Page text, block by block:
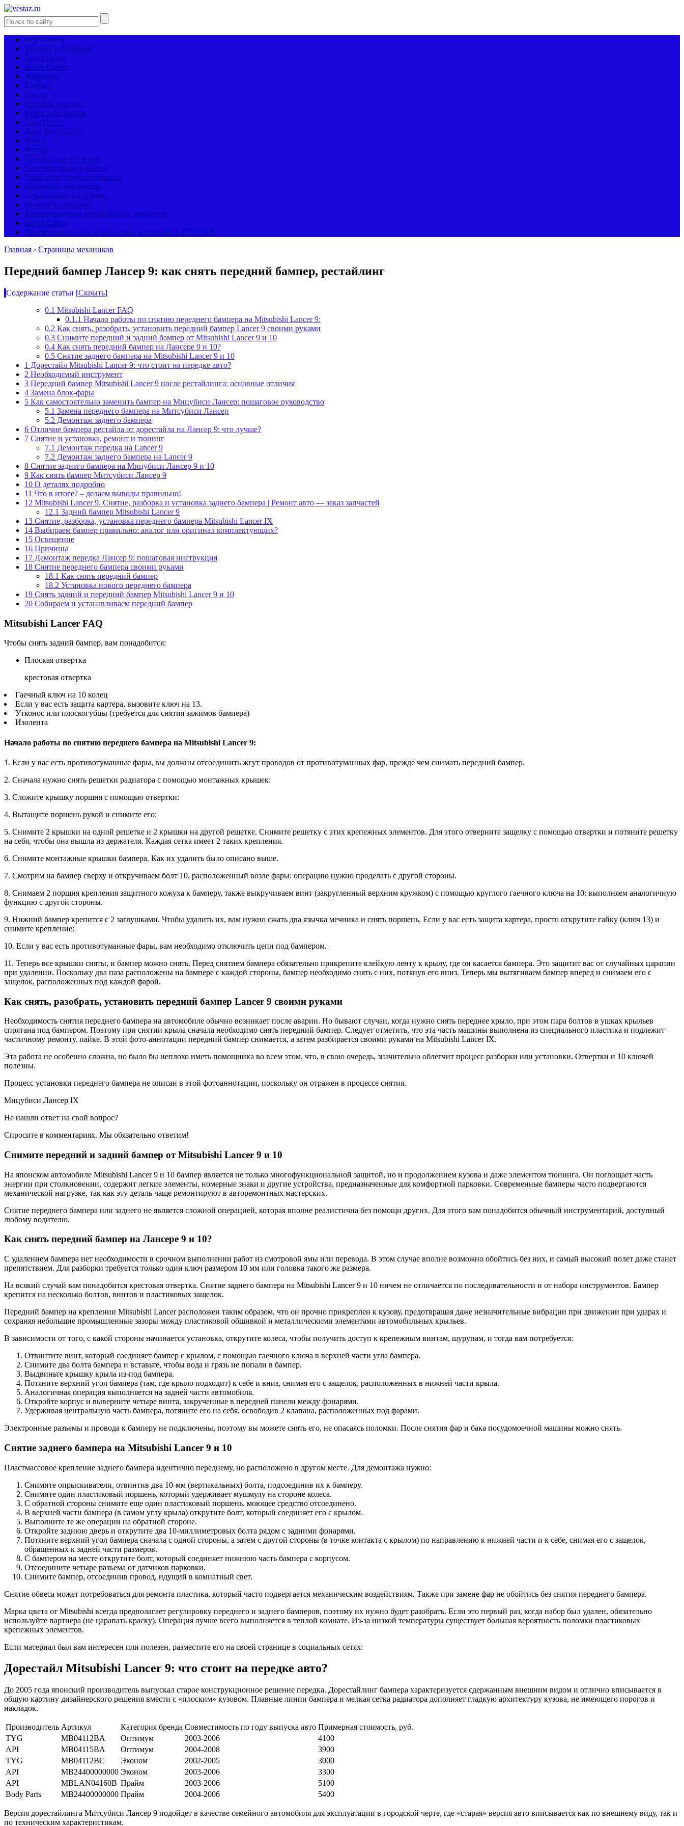
карта сайта
Тюнинг и стайлинг
Веста Кросс
Веста Спорт
Жидкости
Климат
Колеса
Коробка передач
Кузов и багажник
Лада Веста
Лада Веста CNG
Мозги
Мотор
Салон и все что в нем
Световое оборудование
Сравнение моделей машин
Страницы механиков
Страхование и кредиты
Тюнинг и стайлинг
Характеристики автомобиля и запчастей
Карта Сайта
Профессиональная диагностика автомобиля TOYOTA
Главная › Страницы механиков
Передний бампер Лансер 9: как снять передний бампер, рестайлинг
Содержание статьи [Скрыть]
0.1 Mitsubishi Lancer FAQ
0.1.1 Начало работы по снятию переднего бампера на Mitsubishi Lancer 9:
0.2 Как снять, разобрать, установить передний бампер Lancer 9 своими руками
0.3 Снимите передний и задний бампер от Mitsubishi Lancer 9 и 10
0.4 Как снять передний бампер на Лансере 9 и 10?
0.5 Снятие заднего бампера на Mitsubishi Lancer 9 и 10
1 Дорестайл Mitsubishi Lancer 9: что стоит на передке авто?
2 Необходимый инструмент
3 Передний бампер Mitsubishi Lancer 9 после рестайлинга: основные отличия
4 Замена блок-фары
5 Как самостоятельно заменить бампер на Мицубиси Лансер: пошаговое руководство
5.1 Замена переднего бампера на Митсубиси Лансер
5.2 Демонтаж заднего бампера
6 Отличие бампера рестайла от дорестайла на Лансер 9: что лучше?
7 Снятие и установка, ремонт и тюнинг
7.1 Демонтаж передка на Lancer 9
7.2 Демонтаж заднего бампера на Lancer 9
8 Снятие заднего бампера на Мицубиси Лансер 9 и 10
9 Как снять бампер Митсубиси Лансер 9
10 О деталях подробно
11 Что в итоге? – делаем выводы правильно!
12 Mitsubishi Lancer 9. Снятие, разборка и установка заднего бампера | Ремонт авто — заказ запчастей
12.1 Задний бампер Mitsubishi Lancer 9
13 Снятие, разборка, установка переднего бампера Mitsubishi Lancer IX
14 Выбираем бампер правильно: аналог или оригинал комплектующих?
15 Освещение
16 Причины
17 Демонтаж передка Лансер 9: пошаговая инструкция
18 Снятие переднего бампера своими руками
18.1 Как снять передний бампер
18.2 Установка нового переднего бампера
19 Снять задний и передний бампер Mitsubishi Lancer 9 и 10
20 Собираем и устанавливаем передний бампер
Mitsubishi Lancer FAQ
Чтобы снять задний бампер, вам понадобится:
Плоская отвертка
крестовая отвертка
Гаечный ключ на 10 колец
Если у вас есть защита картера, вызовите ключ на 13.
Утконос или плоскогубцы (требуется для снятия зажимов бампера)
Изолента
Начало работы по снятию переднего бампера на Mitsubishi Lancer 9:
1. Если у вас есть противотуманные фары, вы должны отсоединить жгут проводов от противотуманных фар, прежде чем снимать передний бампер.
2. Сначала нужно снять решетки радиатора с помощью монтажных крышек:
3. Сложите крышку поршня с помощью отвертки:
4. Вытащите поршень рукой и снимите его:
5. Снимите 2 крышки на одной решетке и 2 крышки на другой решетке. Снимите решетку с этих крепежных элементов. Для этого отверните защелку с помощью отвертки и потяните решетку
на себя, чтобы она вышла из держателя. Каждая сетка имеет 2 таких крепления.
6. Снимите монтажные крышки бампера. Как их удалить было описано выше.
7. Смотрим на бампер сверху и откручиваем болт 10, расположенный возле фары: операцию нужно проделать с другой стороны.
8. Снимаем 2 поршня крепления защитного кожуха к бамперу, также выкручиваем винт (закругленный верхним кружком) с помощью круглого гаечного ключа на 10: выполняем аналогичную
функцию с другой стороны.
9. Нижний бампер крепится с 2 заглушками. Чтобы удалить их, вам нужно сжать два язычка мечника и снять поршень. Если у вас есть защита картера, просто открутите гайку (ключ 13) и
снимите крепление:
10. Если у вас есть противотуманные фары, вам необходимо отключить цепи под бампером.
11. Теперь все крышки сняты, и бампер можно снять. Перед снятием бампера обязательно прикрепите клейкую ленту к крылу, где он касается бампера. Это защитит вас от случайных царапин
при удалении. Поскольку два паза расположены на бампере с каждой стороны, бампер необходимо снять с них, потянув его вниз. Теперь мы вытягиваем бампер вперед и снимаем его с
защелок, расположенных под каждой фарой.
Как снять, разобрать, установить передний бампер Lancer 9 своими руками
Необходимость снятия переднего бампера на автомобиле обычно возникает после аварии. Но бывают случаи, когда нужно снять переднее крыло, при этом пара болтов в ушках крыльев
спрятана под бампером. Поэтому при снятии крыла сначала необходимо снять передний бампер. Следует отметить, что эта часть машины выполнена из специального пластика и подлежит
частичному ремонту. пайке. В этой фото-аннотации передний бампер снимается, а затем разбирается своими руками на Mitsubishi Lancer IX.
Эта работа не особенно сложна, но было бы неплохо иметь помощника во всем этом, что, в свою очередь, значительно облегчит процесс разборки или установки. Отвертки и 10 ключей
полезны.
Процесс установки переднего бампера не описан в этой фотоаннотации, поскольку он отражен в процессе снятия.
Мицубиси Лансер IX
Не нашли ответ на свой вопрос?
Спросите в комментариях. Мы обязательно ответим!
Снимите передний и задний бампер от Mitsubishi Lancer 9 и 10
На японском автомобиле Mitsubishi Lancer 9 и 10 бампер является не только многофункциональной защитой, но и продолжением кузова и даже элементом тюнинга. Он поглощает часть
энергии при столкновении, содержит легкие элементы, номерные знаки и другие устройства, предназначенные для комфортной парковки. Современные бамперы часто подвергаются
механической нагрузке, так как эту деталь чаще ремонтируют в авторемонтных мастерских.
Снятие переднего бампера или заднего не является сложной операцией, которая вполне реалистична без помощи других. Для этого вам понадобится обычный инструментарий, доступный
любому водителю.
Как снять передний бампер на Лансере 9 и 10?
С удалением бампера нет необходимости в срочном выполнении работ из смотровой ямы или перевода. В этом случае вполне возможно обойтись без них, и самый высокий полет даже станет
препятствием. Для разборки требуется только один ключ размером 10 мм или головка такого же размера.
На всякий случай вам понадобится крестовая отвертка. Снятие заднего бампера на Mitsubishi Lancer 9 и 10 ничем не отличается по последовательности и от набора инструментов. Бампер
крепится на несколько болтов, винтов и пластиковых защелок.
Передний бампер на креплении Mitsubishi Lancer расположен таким образом, что он прочно прикреплен к кузову, предотвращая даже незначительные вибрации при движении при ударах и
сохраняя небольшие промышленные зазоры между пластиковой обшивкой и металлическими элементами автомобильных крыльев.
В зависимости от того, с какой стороны начинается установка, открутите колеса, чтобы получить доступ к крепежным винтам, шурупам, и тогда вам потребуется:
Отвинтите винт, который соединяет бампер с крылом, с помощью гаечного ключа в верхней части угла бампера.
Снимите два болта бампера и вставьте, чтобы вода и грязь не попали в бампер.
Выдвиньте крышку крыла из-под бампера.
Потяните верхний угол бампера (там, где крыло подходит) к себе и вниз, снимая его с защелок, расположенных в нижней части крыла.
Аналогичная операция выполняется на задней части автомобиля.
Откройте корпус и выверните четыре винта, закрученные в передней панели между фонарями.
Удерживая центральную часть бампера, потяните его на себя, освободив 2 клапана, расположенных под фарами.
Электронные разъемы и провода к бамперу не подключены, поэтому вы можете снять его, не опасаясь поломки. После снятия фар и бака посудомоечной машины можно снять.
Снятие заднего бампера на Mitsubishi Lancer 9 и 10
Пластмассовое крепление заднего бампера идентично переднему, но расположено в другом месте. Для демонтажа нужно:
Снимите опрыскиватели, отвинтив два 10-мм (вертикальных) болта, подсоединив их к бамперу.
Снимите один пластиковый поршень, который удерживает мушмулу на стороне колеса.
С обратной стороны снимите еще один пластиковый поршень. моющее средство отсоединено.
В верхней части бампера (в самом углу крыла) открутите болт, который соединяет его с крылом.
Выполните те же операции на обратной стороне.
Откройте заднюю дверь и открутите два 10-миллиметровых болта рядом с задними фонарями.
Потяните верхний угол бампера сначала с одной стороны, а затем с другой стороны (в точке контакта с крылом) по направлению к нижней части и к себе, снимая его с защелок,
обращенных к задней части размеров.
С бампером на месте открутите болт, который соединяет нижнюю часть бампера с корпусом.
Отсоедините четыре разъема от датчиков парковки.
Снимите бампер, отсоединив провод, идущий в комнатный свет.
Снятие обвеса может потребоваться для ремонта пластика, который часто подвергается механическим воздействиям. Также при замене фар не обойтись без снятия переднего бампера.
Марка цвета от Mitsubishi всегда предполагает регулировку переднего и заднего бамперов, поэтому их нужно будет разобрать. Если это первый раз, когда набор был удален, обязательно
используйте партнера (не царапать краску). Операция лучше всего выполняется в теплой комнате. Из-за низкой температуры существует большая вероятность поломки пластиковых
крепежных элементов.
Если материал был вам интересен или полезен, разместите его на своей странице в социальных сетях:
Дорестайл Mitsubishi Lancer 9: что стоит на передке авто?
До 2005 года японский производитель выпускал старое конструкционное решение передка. Дорестайлинг бампера характеризуется сдержанным внешним видом и отлично вписывается в
общую картину дизайнерского решения вмести с «плоским» кузовом. Плавные линии бампера и мелкая сетка радиатора дополняет гладкую архитектуру кузова, не имеющего порогов и
накладок.
Производитель Артикул Категория бренда Совместимость по году выпуска авто Примерная стоимость, руб.
TYG
MB04112BA Оптимум 2003-2006
4100
API
MB04115BA Оптимум 2004-2008
3900
TYG
MB04112BС Эконом 2002-2005
3000
API
MB24400000000 Эконом 2003-2006
3300
API
MBLAN04160B Прайм 2003-2006
5100
Body Parts
MB24400000000 Прайм 2004-2006 5400
Версия дорестайлинга Митсубиси Лансер 9 подойдет в качестве семейного автомобиля для эксплуатации в городской черте, где «старая» версия авто вписывается как по внешнему виду, так и
по техническим характеристикам.